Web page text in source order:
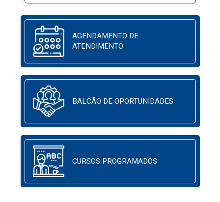
AGENDAMENTO DE
ATENDIMENTO
BALCÃO DE OPORTUNIDADES
CURSOS PROGRAMADOS